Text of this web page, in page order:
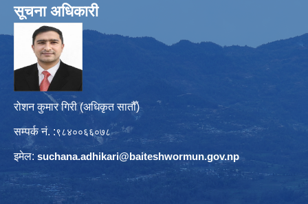
सूचना अधिकारी
रोशन कुमार गिरी (अधिकृत सातौँ)
सम्पर्क नं. :९८४००६६०७८
इमेल: suchana.adhikari@baiteshwormun.gov.np